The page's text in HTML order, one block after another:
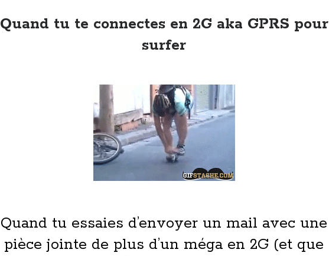
Quand tu te connectes en 2G aka GPRS pour
surfer
Quand tu essaies d’envoyer un mail avec une
pièce jointe de plus d’un méga en 2G (et que